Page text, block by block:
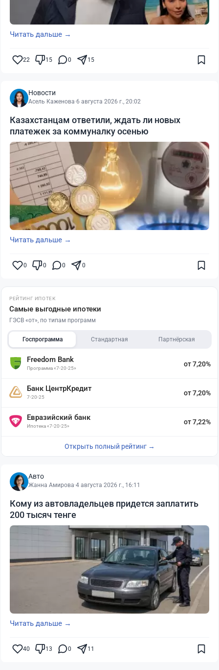
Читать дальше →
22 15 0 15
Новости
Асель Каженова·6 августа 2026 г., 20:02
Казахстанцам ответили, ждать ли новых
платежек за коммуналку осенью
Читать дальше →
0 0 0 0
РЕЙТИНГ ИПОТЕК
Самые выгодные ипотеки
ГЭСВ «от», по типам программ
Госпрограмма Стандартная Партнёрская
Freedom Bank
Программа «7-20-25»
от 7,20%
Банк ЦентрКредит
7-20-25
от 7,20%
Евразийский банк
Ипотека «7-20-25»
от 7,22%
Открыть полный рейтинг →
Авто
Жанна Амирова·4 августа 2026 г., 16:11
Кому из автовладельцев придется заплатить
200 тысяч тенге
Читать дальше →
40 13 0 11